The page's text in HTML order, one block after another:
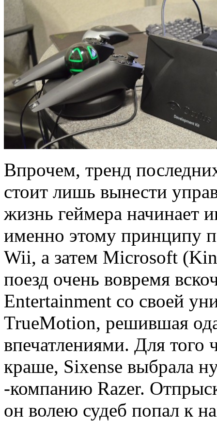
Впрочем, тренд
стоит лишь вынести
жизнь геймера начинает
именно этому принципу
Wii, а затем Microsoft
поезд очень вовремя
Entertainment со своей
TrueMotion, решившая
впечатлениями. Для того
краше, Sixense выбрала
-компанию Razer.
он волею судеб попал к